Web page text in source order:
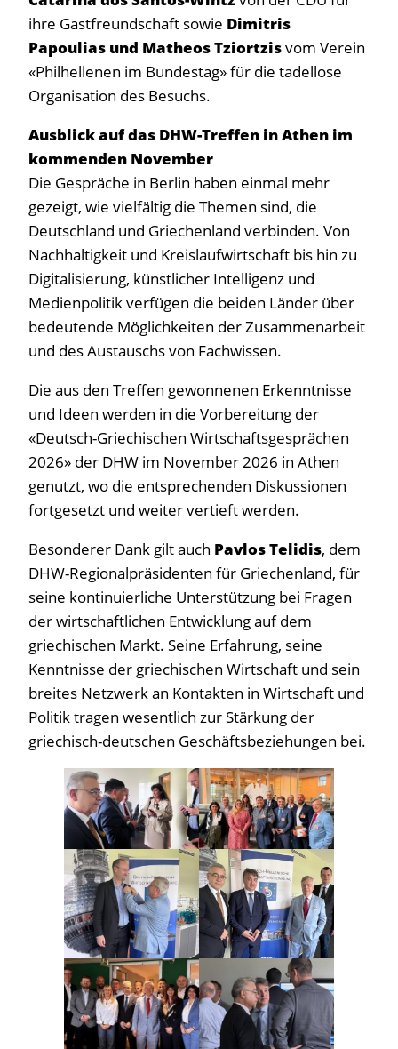
ihre Gastfreundschaft sowie Dimitris
Papoulias und Matheos Tziortzisvom Verein
«Philhellenen im Bundestag» für die tadellose
Organisation des Besuchs.
Ausblick auf das DHW-Treffen in Athen im
kommenden November
Die Gespräche in Berlin haben einmal mehr
gezeigt, wie vielfältig die Themen sind, die
Deutschland und Griechenland verbinden. Von
Nachhaltigkeit und Kreislaufwirtschaft bis hin zu
Digitalisierung, künstlicher Intelligenz und
Medienpolitik verfügen die beiden Länder über
bedeutende Möglichkeiten der Zusammenarbeit
und des Austauschs von Fachwissen.
Die aus den Treffen gewonnenen Erkenntnisse
und Ideen werden in die Vorbereitung der
«Deutsch-Griechischen Wirtschaftsgesprächen
2026» der DHW im November 2026 in Athen
genutzt, wo die entsprechenden Diskussionen
fortgesetzt und weiter vertieft werden.
Besonderer Dank gilt auch Pavlos Telidis, dem
DHW-Regionalpräsidenten für Griechenland, für
seine kontinuierliche Unterstützung bei Fragen
der wirtschaftlichen Entwicklung auf dem
griechischen Markt. Seine Erfahrung, seine
Kenntnisse der griechischen Wirtschaft und sein
breites Netzwerk an Kontakten in Wirtschaft und
Politik tragen wesentlich zur Stärkung der
griechisch-deutschen Geschäftsbeziehungen bei.